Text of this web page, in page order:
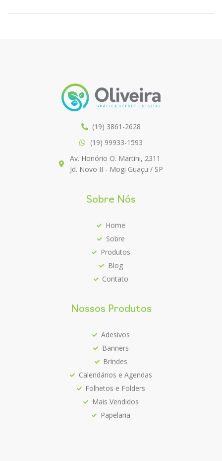
(19) 3861-2628
(19) 99933-1593
Av. Honório O. Martini, 2311
Jd. Novo II - Mogi Guaçu / SP
Sobre Nós
Home
Sobre
Produtos
Blog
Contato
Nossos Produtos
Adesivos
Banners
Brindes
Calendários e Agendas
Folhetos e Folders
Mais Vendidos
Papelaria